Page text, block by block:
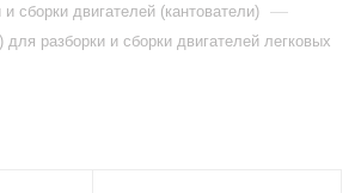
сборки двигателей (кантователи) —
для разборки и сборки двигателей легковых